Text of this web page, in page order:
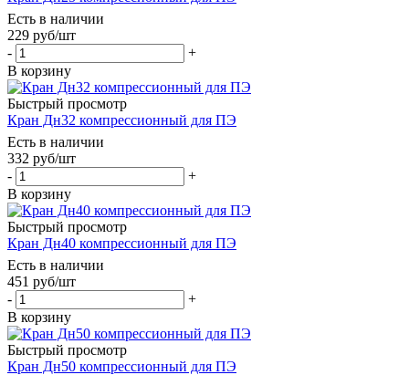
Есть в наличии
229 руб/шт
-
+
В корзину
Быстрый просмотр
Кран Дн32 компрессионный для ПЭ
Есть в наличии
332 руб/шт
-
+
В корзину
Быстрый просмотр
Кран Дн40 компрессионный для ПЭ
Есть в наличии
451 руб/шт
-
+
В корзину
Быстрый просмотр
Кран Дн50 компрессионный для ПЭ